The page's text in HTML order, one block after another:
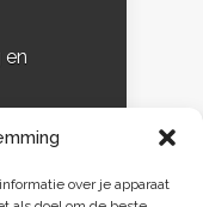
over je apparaat
en